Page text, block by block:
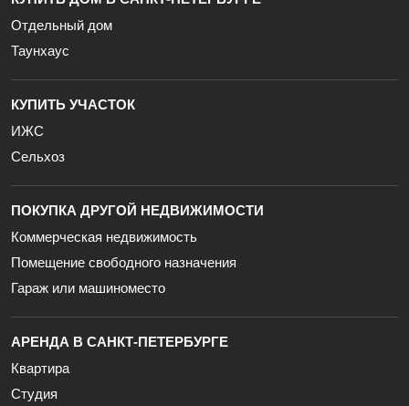
Отдельный дом
Таунхаус
КУПИТЬ УЧАСТОК
ИЖС
Сельхоз
ПОКУПКА ДРУГОЙ НЕДВИЖИМОСТИ
Коммерческая недвижимость
Помещение свободного назначения
Гараж или машиноместо
АРЕНДА В САНКТ-ПЕТЕРБУРГЕ
Квартира
Студия